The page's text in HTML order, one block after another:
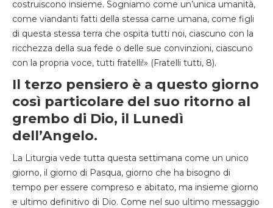
costruiscono insieme. Sogniamo come un’unica umanità,
come viandanti fatti della stessa carne umana, come figli
di questa stessa terra che ospita tutti noi, ciascuno con la
ricchezza della sua fede o delle sue convinzioni, ciascuno
con la propria voce, tutti fratelli!» (Fratelli tutti, 8).
Il terzo pensiero è a questo giorno
così particolare del suo ritorno al
grembo di Dio, il Lunedì
dell’Angelo.
La Liturgia vede tutta questa settimana come un unico
giorno, il giorno di Pasqua, giorno che ha bisogno di
tempo per essere compreso e abitato, ma insieme giorno
e ultimo definitivo di Dio. Come nel suo ultimo messaggio